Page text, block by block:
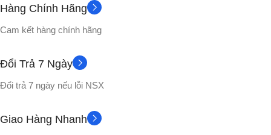
Hàng Chính Hãng
Cam kết hàng chính hãng
Đổi Trả 7 Ngày
Đổi trả 7 ngày nếu lỗi NSX
Giao Hàng Nhanh